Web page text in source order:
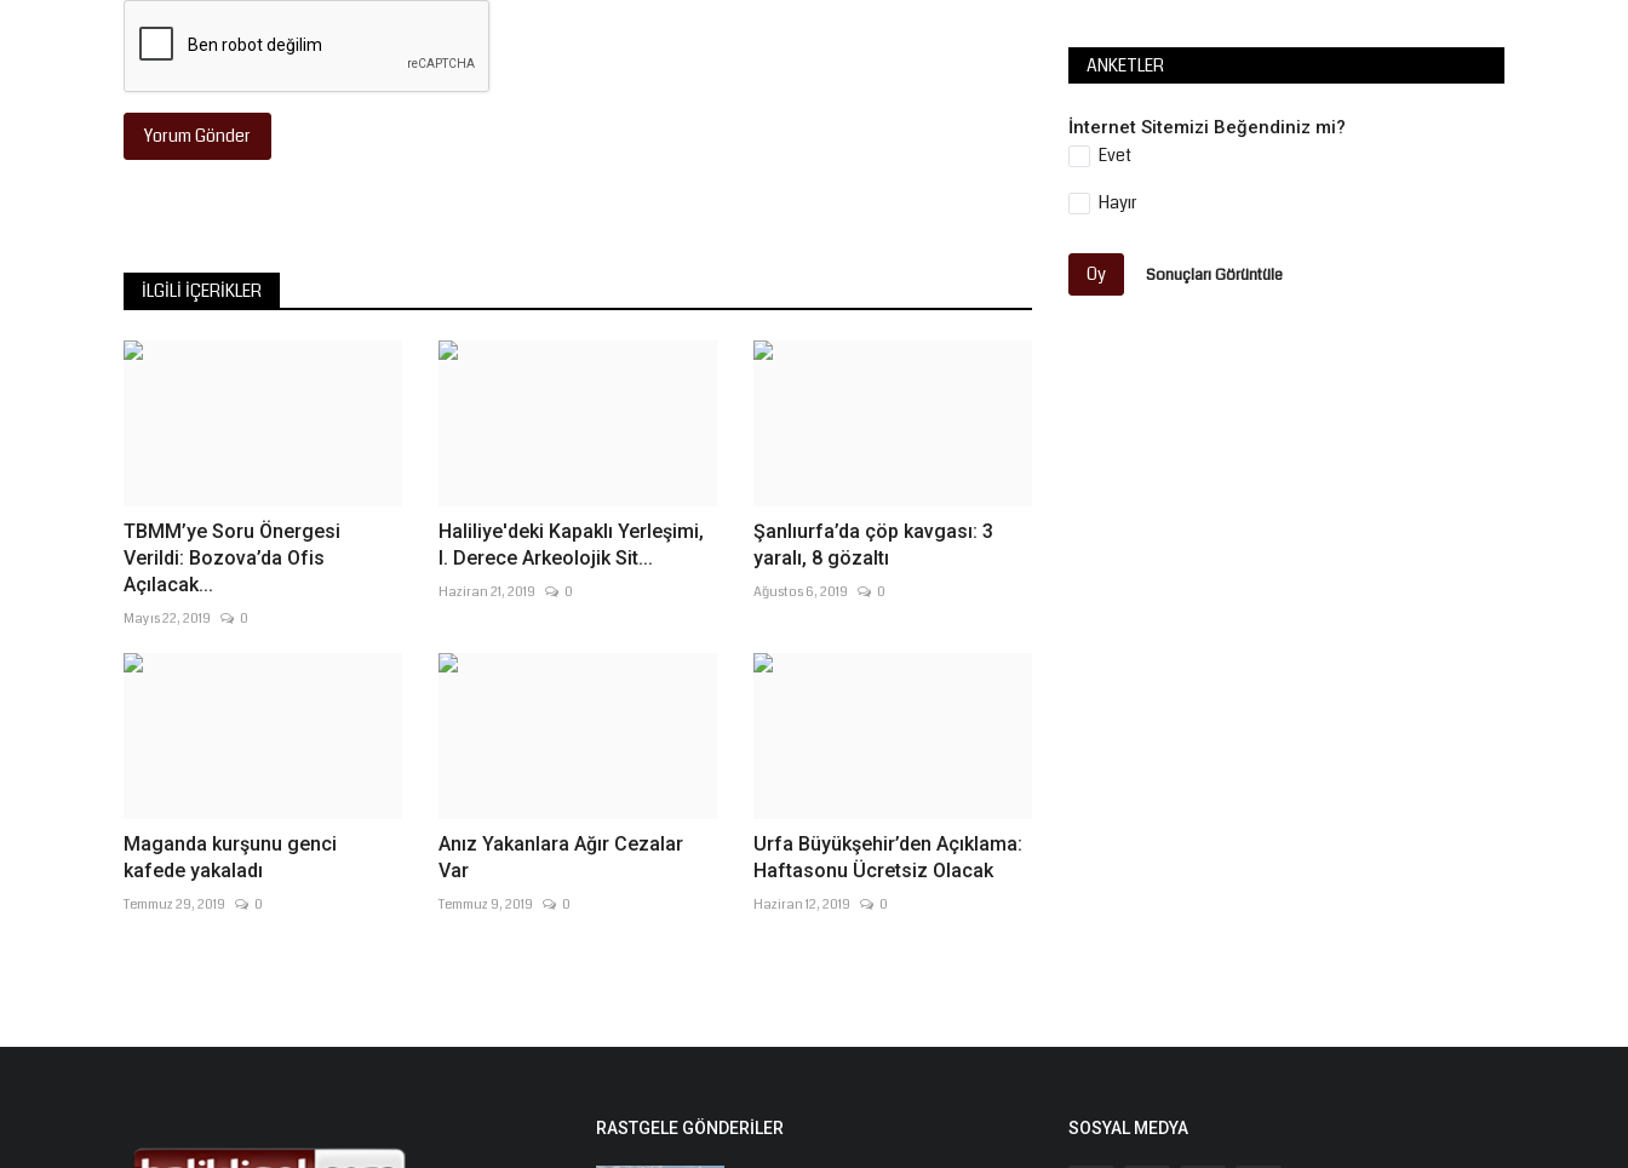
Yorum Gönder
İLGILI İÇERIKLER
TBMM’ye Soru Önergesi
Verildi: Bozova’da Ofis
Açılacak...
Mayıs 22, 2019 0
Haliliye'deki Kapaklı Yerleşimi,
I. Derece Arkeolojik Sit...
Haziran 21, 2019 0
Şanlıurfa’da çöp kavgası: 3
yaralı, 8 gözaltı
Ağustos 6, 2019 0
Maganda kurşunu genci
kafede yakaladı
Temmuz 29, 2019 0
Anız Yakanlara Ağır Cezalar
Var
Temmuz 9, 2019 0
Urfa Büyükşehir’den Açıklama:
Haftasonu Ücretsiz Olacak
Haziran 12, 2019 0
ANKETLER
İnternet Sitemizi Beğendiniz mi?
Evet
Hayır
Oy Sonuçları Görüntüle
RASTGELE GÖNDERILER SOSYAL MEDYA